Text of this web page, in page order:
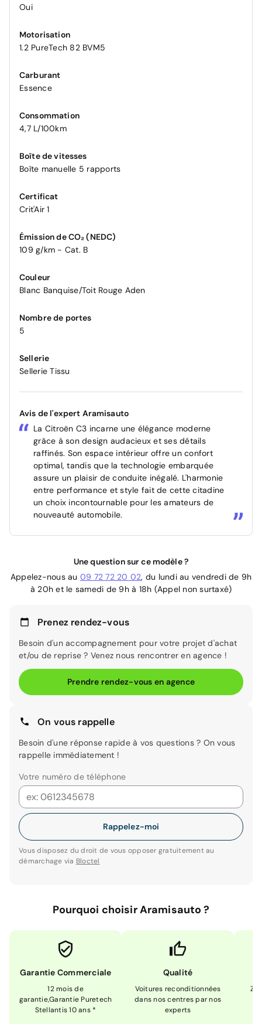
Oui
Motorisation
1.2 PureTech 82 BVM5
Carburant
Essence
Consommation
4,7 L/100km
Boîte de vitesses
Boîte manuelle 5 rapports
Certificat
Crit'Air 1
Émission de CO₂ (NEDC)
109 g/km - Cat. B
Couleur
Blanc Banquise/Toit Rouge Aden
Nombre de portes
5
Sellerie
Sellerie Tissu
Avis de l'expert Aramisauto
La Citroën C3 incarne une élégance moderne
grâce à son design audacieux et ses détails
raffinés. Son espace intérieur offre un confort
optimal, tandis que la technologie embarquée
assure un plaisir de conduite inégalé. L'harmonie
entre performance et style fait de cette citadine
un choix incontournable pour les amateurs de
nouveauté automobile.
Une question sur ce modèle ?
Appelez-nous au 09 72 72 20 02, du lundi au vendredi de 9h
à 20h et le samedi de 9h à 18h (Appel non surtaxé)
Prenez rendez-vous
Besoin d'un accompagnement pour votre projet d'achat
et/ou de reprise ? Venez nous rencontrer en agence !
Prendre rendez-vous en agence
On vous rappelle
Besoin d'une réponse rapide à vos questions ? On vous
rappelle immédiatement !
Votre numéro de téléphone
Rappelez-moi
Vous disposez du droit de vous opposer gratuitement au
démarchage via Bloctel
Pourquoi choisir Aramisauto ?
Garantie Commerciale
12 mois de
garantie,Garantie Puretech
Stellantis 10 ans *
Qualité
Voitures reconditionnées
dans nos centres par nos
experts